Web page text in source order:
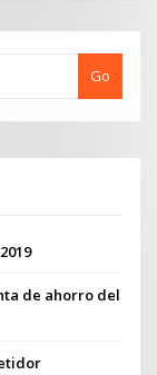
Go
de ahorro del